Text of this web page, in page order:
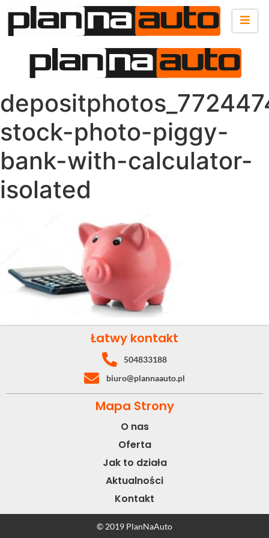
stock-photo-piggy-
bank-with-calculator-
isolated
Łatwy kontakt
504833188
biuro@plannaauto.pl
Mapa Strony
O nas
Oferta
Jak to działa
Aktualności
Kontakt
© 2019 PlanNaAuto